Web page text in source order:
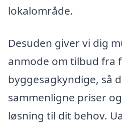
lokalområde.
Desuden giver vi dig
anmode om tilbud fra
byggesagkyndige, så
sammenligne priser
løsning til dit behov.